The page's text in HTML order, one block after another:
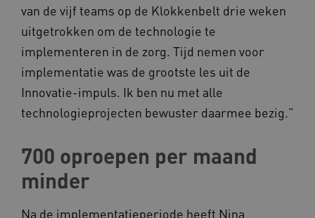
van de vijf teams op de Klokkenbelt drie weken
uitgetrokken om de technologie te
implementeren in de zorg. Tijd nemen voor
implementatie was de grootste les uit de
Innovatie-impuls. Ik ben nu met alle
technologieprojecten bewuster daarmee bezig.”
700 oproepen per maand
minder
Na de implementatieperiode heeft Nina
ARRAffinitySameSite
Microsoft Corporation
.www.kennispleingehandicaptensector.nl
Naam
.kennispleingehandicaptensector.nl